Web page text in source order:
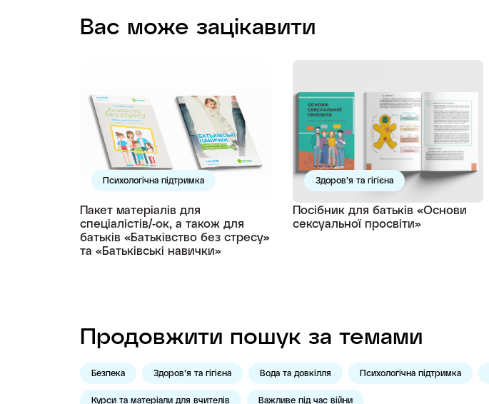
Вас може зацікавити
Психологічна підтримка
Пакет матеріалів для
спеціалістів/-ок, а також для
батьків «Батьківство без стресу»
та «Батьківські навички»
Здоров’я та гігієна
Посібник для батьків «Основи
сексуальної просвіти»
Продовжити пошук за темами
Безпека Здоров’я та гігієна Вода та довкілля Психологічна підтримка
Курси та матеріали для вчителів Важливе під час війни